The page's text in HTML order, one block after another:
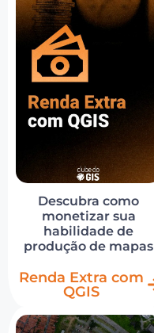
Descubra como
monetizar sua
habilidade de
produção de mapas
Renda Extra com
QGIS